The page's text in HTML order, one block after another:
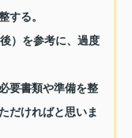
する。
）を参考に、過度
要書類や準備を整
だければと思いま